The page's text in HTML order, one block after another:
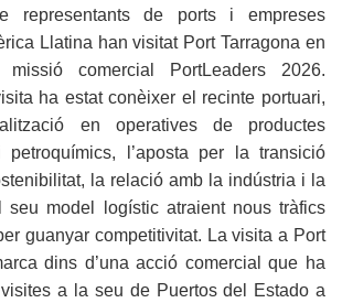
representants de ports i empreses
Llatina han visitat Port Tarragona en
comercial PortLeaders 2026.
ha estat conèixer el recinte portuari,
en operatives de productes
petroquímics, l’aposta per la transició
la relació amb la indústria i la
seu model logístic atraient nous tràfics
guanyar competitivitat. La visita a Port
dins d’una acció comercial que ha
a la seu de Puertos del Estado a